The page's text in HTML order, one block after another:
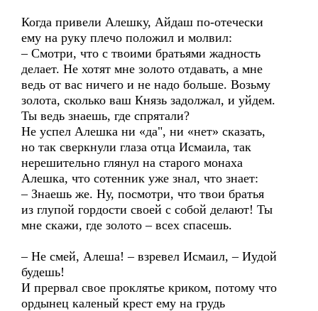
Когда привели Алешку, Айдаш по-отечески
ему на руку плечо положил и молвил:
– Смотри, что с твоими братьями жадность
делает. Не хотят мне золото отдавать, а мне
ведь от вас ничего и не надо больше. Возьму
золота, сколько ваш Князь задолжал, и уйдем.
Ты ведь знаешь, где спрятали?
Не успел Алешка ни «да", ни «нет» сказать,
но так сверкнули глаза отца Исмаила, так
нерешительно глянул на старого монаха
Алешка, что сотенник уже знал, что знает:
– Знаешь же. Ну, посмотри, что твои братья
из глупой гордости своей с собой делают! Ты
мне скажи, где золото – всех спасешь.
– Не смей, Алеша! – взревел Исмаил, – Иудой
будешь!
И прервал свое проклятье криком, потому что
ордынец каленый крест ему на грудь